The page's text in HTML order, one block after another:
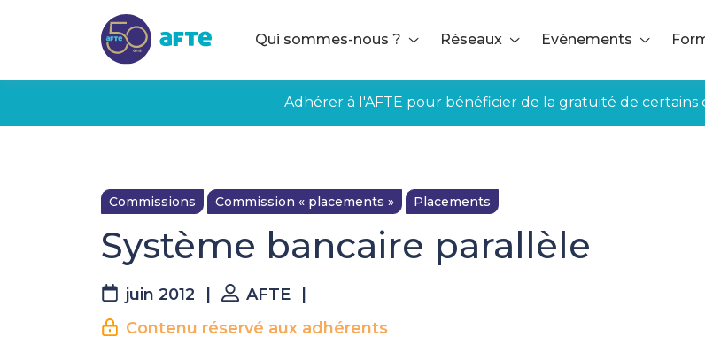
Qui sommes-nous ? Réseaux Evènements
Adhérer à l'AFTE pour bénéficier de la gratuité de certains
Commissions Commission « placements » Placements
Système bancaire parallèle
juin 2012 AFTE
Contenu réservé aux adhérents